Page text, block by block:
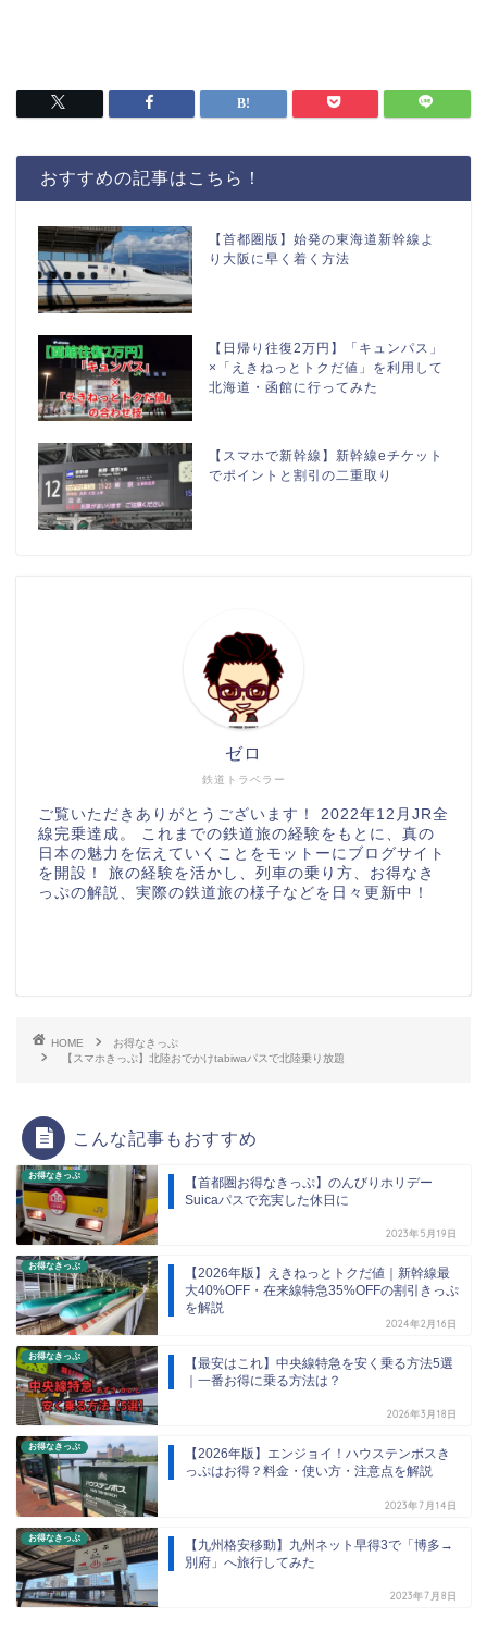
おすすめの記事はこちら！
【首都圏版】始発の東海道新幹線よ
り大阪に早く着く方法
【日帰り往復2万円】「キュンパス」
×「えきねっとトクだ値」を利用して
北海道・函館に行ってみた
【スマホで新幹線】新幹線eチケット
でポイントと割引の二重取り
鉄道トラベラー
ゼロ
ご覧いただきありがとうございます！ 2022年12月JR全
線完乗達成。 これまでの鉄道旅の経験をもとに、真の
日本の魅力を伝えていくことをモットーにブログサイト
を開設！ 旅の経験を活かし、列車の乗り方、お得なき
っぷの解説、実際の鉄道旅の様子などを日々更新中！
HOME
お得なきっぷ
【スマホきっぷ】北陸おでかけtabiwaパスで北陸乗り放題
こんな記事もおすすめ
お得なきっぷ
【首都圏お得なきっぷ】のんびりホリデー
Suicaパスで充実した休日に
2023年5月19日
お得なきっぷ
【2026年版】えきねっとトクだ値｜新幹線最
大40%OFF・在来線特急35%OFFの割引きっぷ
を解説
2024年2月16日
お得なきっぷ
【最安はこれ】中央線特急を安く乗る方法5選
｜一番お得に乗る方法は？
2026年3月18日
お得なきっぷ
【2026年版】エンジョイ！ハウステンボスき
っぷはお得？料金・使い方・注意点を解説
2023年7月14日
お得なきっぷ
【九州格安移動】九州ネット早得3で「博多→
別府」へ旅行してみた
2023年7月8日